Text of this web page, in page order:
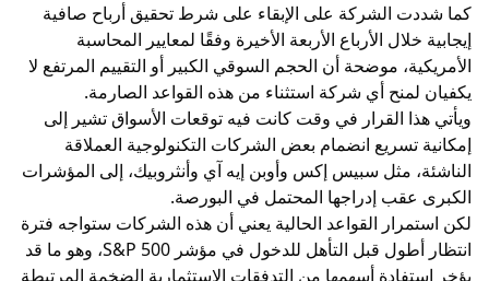
كما شددت الشركة على الإبقاء على شرط تحقيق أرباح صافية
إيجابية خلال الأرباع الأربعة الأخيرة وفقًا لمعايير المحاسبة
الأمريكية، موضحة أن الحجم السوقي الكبير أو التقييم المرتفع لا
يكفيان لمنح أي شركة استثناء من هذه القواعد الصارمة.
ويأتي هذا القرار في وقت كانت فيه توقعات الأسواق تشير إلى
إمكانية تسريع انضمام بعض الشركات التكنولوجية العملاقة
الناشئة، مثل سبيس إكس وأوبن إيه آي وأنثروبيك، إلى المؤشرات
الكبرى عقب إدراجها المحتمل في البورصة.
لكن استمرار القواعد الحالية يعني أن هذه الشركات ستواجه فترة
انتظار أطول قبل التأهل للدخول في مؤشر S&P 500، وهو ما قد
يؤخر استفادة أسهمها من التدفقات الاستثمارية الضخمة المرتبطة